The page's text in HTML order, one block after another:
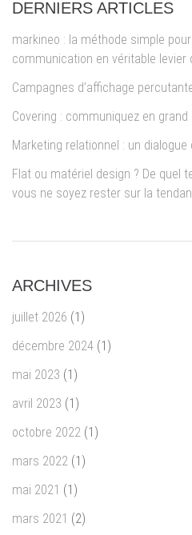
DERNIERS ARTICLES
markineo : la méthode simple
communication en véritable levier
Campagnes d’affichage
Covering : communiquez en grand !
Marketing relationnel : un dialogue
Flat ou matériel design ? De quel
vous ne soyez rester sur la
ARCHIVES
juillet 2026 (1)
décembre 2024 (1)
mai 2023 (1)
avril 2023 (1)
octobre 2022 (1)
mars 2022 (1)
mai 2021 (1)
mars 2021 (2)